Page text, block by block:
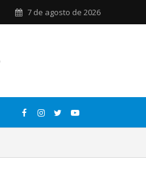
7 de agosto de 2026